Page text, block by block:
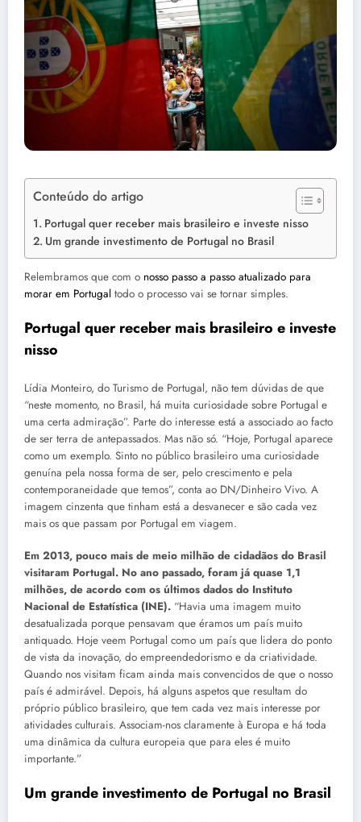
Conteúdo do artigo
Portugal quer receber mais brasileiro e investe nisso
Um grande investimento de Portugal no Brasil
Relembramos que com o nosso passo a passo atualizado para
morar em Portugal todo o processo vai se tornar simples.
Portugal quer receber mais brasileiro e investe
nisso
Lídia Monteiro, do Turismo de Portugal, não tem dúvidas de que
“neste momento, no Brasil, há muita curiosidade sobre Portugal e
uma certa admiração”. Parte do interesse está a associado ao facto
de ser terra de antepassados. Mas não só. “Hoje, Portugal aparece
como um exemplo. Sinto no público brasileiro uma curiosidade
genuína pela nossa forma de ser, pelo crescimento e pela
contemporaneidade que temos”, conta ao DN/Dinheiro Vivo. A
imagem cinzenta que tinham está a desvanecer e são cada vez
mais os que passam por Portugal em viagem.
Em 2013, pouco mais de meio milhão de cidadãos do Brasil
visitaram Portugal. No ano passado, foram já quase 1,1
milhões, de acordo com os últimos dados do Instituto
Nacional de Estatística (INE). “Havia uma imagem muito
desatualizada porque pensavam que éramos um país muito
antiquado. Hoje veem Portugal como um país que lidera do ponto
de vista da inovação, do empreendedorismo e da criatividade.
Quando nos visitam ficam ainda mais convencidos de que o nosso
país é admirável. Depois, há alguns aspetos que resultam do
próprio público brasileiro, que tem cada vez mais interesse por
atividades culturais. Associam-nos claramente à Europa e há toda
uma dinâmica da cultura europeia que para eles é muito
importante.”
Um grande investimento de Portugal no Brasil